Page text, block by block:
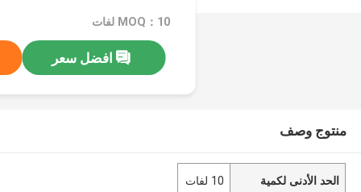
MOQ：10 لفات
افضل سعر
منتوج وصف
الحد الأدنى لكمية 10 لفات